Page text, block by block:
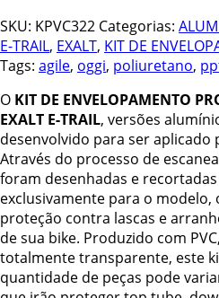
SKU: KPVC322 Categorias:
E-TRAIL, EXALT, KIT DE
Tags: agile, oggi, poliuretano,
O KIT DE ENVELOPAMENTO
EXALT E-TRAIL, versões
desenvolvido para ser aplicado
Através do processo de
foram desenhadas e
exclusivamente para o modelo,
proteção contra lascas e
de sua bike. Produzido com
totalmente transparente, este
quantidade de peças pode